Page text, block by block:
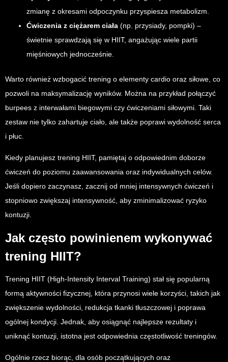
zmianę z okresami odpoczynku przyspiesza metabolizm.
Ćwiczenia z ciężarem ciała (np. przysiady, pompki) –
świetnie sprawdzają się w HIIT, angażując wiele partii
mięśniowych jednocześnie.
Warto również wzbogacić trening o elementy cardio oraz siłowe, co
pozwoli na maksymalizację wyników. Można na przykład połączyć
burpees z interwałami biegowymi czy ćwiczeniami siłowymi. Taki
zestaw nie tylko zahartuje ciało, ale także poprawi wydolność serca
i płuc.
Kiedy planujesz trening HIIT, pamiętaj o odpowiednim doborze
ćwiczeń do poziomu zaawansowania oraz indywidualnych celów.
Jeśli dopiero zaczynasz, zacznij od mniej intensywnych ćwiczeń i
stopniowo zwiększaj intensywność, aby zminimalizować ryzyko
kontuzji.
Jak często powinienem wykonywać
trening HIIT?
Trening HIIT (High-Intensity Interval Training) stał się popularną
formą aktywności fizycznej, która przynosi wiele korzyści, takich jak
zwiększenie wydolności, redukcja tkanki tłuszczowej i poprawa
ogólnej kondycji. Jednak, aby osiągnąć najlepsze rezultaty i
uniknąć kontuzji, istotna jest odpowiednia częstotliwość treningów.
Ogólnie rzecz biorąc, dla osób początkujących oraz